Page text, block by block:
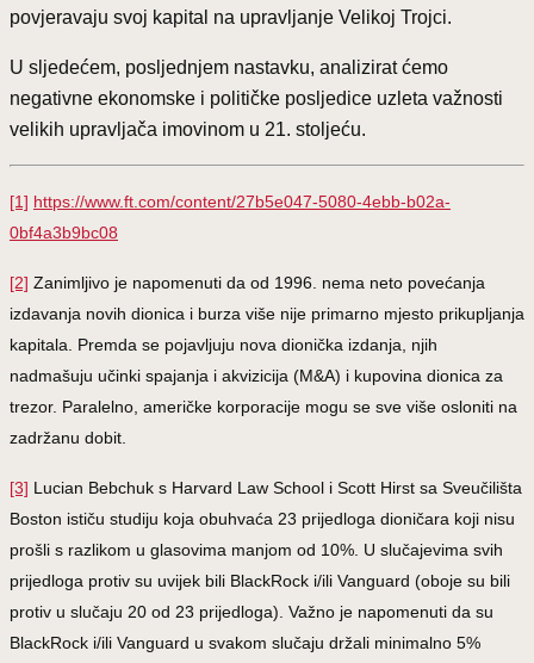
povjeravaju svoj kapital na upravljanje Velikoj Trojci.
U sljedećem, posljednjem nastavku, analizirat ćemo
negativne ekonomske i političke posljedice uzleta važnosti
velikih upravljača imovinom u 21. stoljeću.
[1] https://www.ft.com/content/27b5e047-5080-4ebb-b02a-
0bf4a3b9bc08
[2] Zanimljivo je napomenuti da od 1996. nema neto povećanja
izdavanja novih dionica i burza više nije primarno mjesto prikupljanja
kapitala. Premda se pojavljuju nova dionička izdanja, njih
nadmašuju učinki spajanja i akvizicija (M&A) i kupovina dionica za
trezor. Paralelno, američke korporacije mogu se sve više osloniti na
zadržanu dobit.
[3] Lucian Bebchuk s Harvard Law School i Scott Hirst sa Sveučilišta
Boston ističu studiju koja obuhvaća 23 prijedloga dioničara koji nisu
prošli s razlikom u glasovima manjom od 10%. U slučajevima svih
prijedloga protiv su uvijek bili BlackRock i/ili Vanguard (oboje su bili
protiv u slučaju 20 od 23 prijedloga). Važno je napomenuti da su
BlackRock i/ili Vanguard u svakom slučaju držali minimalno 5%